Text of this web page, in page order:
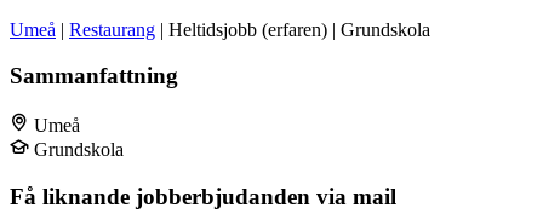
Umeå | Restaurang | Heltidsjobb (erfaren) | Grundskola
Sammanfattning
Umeå
Grundskola
Få liknande jobberbjudanden via mail